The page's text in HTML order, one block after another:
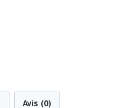
Avis (0)